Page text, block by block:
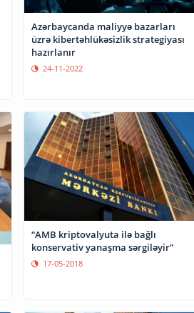
Azərbaycanda maliyyə bazarları
üzrə kibertəhlükəsizlik strategiyası
hazırlanır
24-11-2022
“AMB kriptovalyuta ilə bağlı
konservativ yanaşma sərgiləyir”
17-05-2018